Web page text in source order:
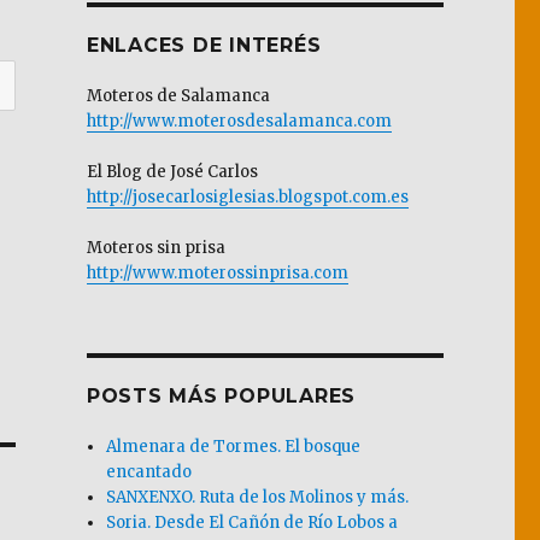
ENLACES DE INTERÉS
Moteros de Salamanca
http://www.moterosdesalamanca.com
El Blog de José Carlos
http://josecarlosiglesias.blogspot.com.es
Moteros sin prisa
http://www.moterossinprisa.com
POSTS MÁS POPULARES
Almenara de Tormes. El bosque
encantado
SANXENXO. Ruta de los Molinos y más.
Soria. Desde El Cañón de Río Lobos a